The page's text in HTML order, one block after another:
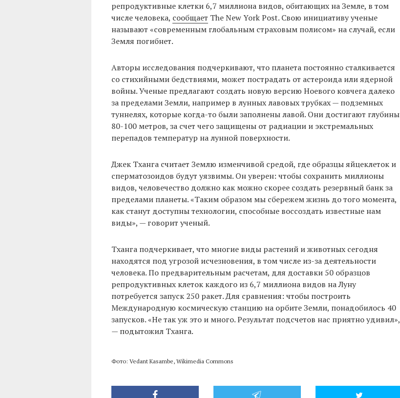
репродуктивные клетки 6,7 миллиона видов, обитающих на Земле, в том
числе человека, сообщает The New York Post. Свою инициативу ученые
называют «современным глобальным страховым полисом» на случай, если
Земля погибнет.
Авторы исследования подчеркивают, что планета постоянно сталкивается
со стихийными бедствиями, может пострадать от астероида или ядерной
войны. Ученые предлагают создать новую версию Ноевого ковчега далеко
за пределами Земли, например в лунных лавовых трубках — подземных
туннелях, которые когда-то были заполнены лавой. Они достигают глубины
80-100 метров, за счет чего защищены от радиации и экстремальных
перепадов температур на лунной поверхности.
Джек Тханга считает Землю изменчивой средой, где образцы яйцеклеток и
сперматозоидов будут уязвимы. Он уверен: чтобы сохранить миллионы
видов, человечество должно как можно скорее создать резервный банк за
пределами планеты. «Таким образом мы сбережем жизнь до того момента,
как станут доступны технологии, способные воссоздать известные нам
виды», — говорит ученый.
Тханга подчеркивает, что многие виды растений и животных сегодня
находятся под угрозой исчезновения, в том числе из-за деятельности
человека. По предварительным расчетам, для доставки 50 образцов
репродуктивных клеток каждого из 6,7 миллиона видов на Луну
потребуется запуск 250 ракет. Для сравнения: чтобы построить
Международную космическую станцию на орбите Земли, понадобилось 40
запусков. «Не так уж это и много. Результат подсчетов нас приятно удивил»,
— подытожил Тханга.
Фото: Vedant Kasambe, Wikimedia Commons